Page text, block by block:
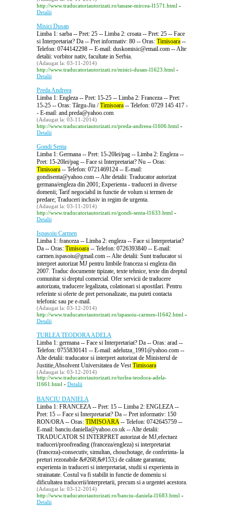
http://www.traducatoriautorizati.ro/tanase-mircea-l1571.html-
Detalii
Misici Dusan
Limba 1: sarba -- Pret: 25 -- Limba 2: croata -- Pret: 25 -- Face
si Interpretariat? Da -- Pret informativ: 80 -- Oras: Timisoara--
Telefon: 0744142298 -- E-mail: duskomisic@email.com -- Alte
detalii: vorbitor nativ, facultate in Serbia.
(Adaugat la: 03-11-2014)
http://www.traducatoriautorizati.ro/misici-dusan-l1623.html-
Detalii
Preda Andreea
Limba 1: Engleza -- Pret: 15-25 -- Limba 2: Franceza -- Pret:
15-25 -- Oras: Târgu-Jiu /Timisoara-- Telefon: 0729 145 417 -
- E-mail: and.preda@yahoo.com
(Adaugat la: 03-11-2014)
http://www.traducatoriautorizati.ro/preda-andreea-l1606.html-
Detalii
Gondi Senta
Limba 1: Germana -- Pret: 15-20lei/pag -- Limba 2: Engleza --
Pret: 15-20lei/pag -- Face si Interpretariat? Nu -- Oras:
Timisoara-- Telefon: 0721469124 -- E-mail:
gondisenta@yahoo.com -- Alte detalii: Traducator autorizat
germana/engleza din 2001; Experienta - traduceri in diverse
domenii; Tarif negociabil in functie de volum si termen de
predare; Traduceri inclusiv in regim de urgenta.
(Adaugat la: 03-11-2014)
http://www.traducatoriautorizati.ro/gondi-senta-l1633.html-
Detalii
Ispasoiu Carmen
Limba 1: franceza -- Limba 2: engleza -- Face si Interpretariat?
Da -- Oras: Timisoara-- Telefon: 0726393840 -- E-mail:
carmen.ispasoiu@gmail.com -- Alte detalii: Sunt traducator si
interpret autorizat MJ pentru limbile franceza si engleza din
2007. Traduc documente tipizate, texte tehnice, texte din dreptul
comunitar si dreptul comercial. Ofer servicii de traducere
autorizata, traducere legalizata, colationari si apostilari. Pentru
referinte si oferte de pret personalizate, ma puteti contacta
telefonic sau pe e-mail.
(Adaugat la: 03-12-2014)
http://www.traducatoriautorizati.ro/ispasoiu-carmen-l1642.html-
Detalii
TURLEA TEODORA ADELA
Limba 1: germana -- Face si Interpretariat? Da -- Oras: arad --
Telefon: 0755830141 -- E-mail: adelutza_1991@yahoo.com --
Alte detalii: traducator si interpret autorizat de Ministerul de
Justitie,Absolvent Universitatea de VestTimisoara
(Adaugat la: 03-12-2014)
http://www.traducatoriautorizati.ro/turlea-teodora-adela-
l1661.html- Detalii
BANCIU DANIELA
Limba 1: FRANCEZA -- Pret: 15 -- Limba 2: ENGLEZA --
Pret: 15 -- Face si Interpretariat? Da -- Pret informativ: 150
RON/ORA -- Oras: TIMISOARA-- Telefon: 0742645759 --
E-mail: banciu.daniella@yahoo.co.uk -- Alte detalii:
TRADUCATOR SI INTERPRET autorizat de MJ,efectuez
traduceri/proofreading (franceza/engleza) si interpretariat
(franceza)-consecutiv, simultan, chouchotage, de conferinta- la
preturi rezonabile &#268;&#153;i de calitate garantata;
experienta in traduceri si interpretariat, studii si experienta in
strainatate. Costul va fi stabilit in functie de domeniu si
dificultatea traducerii/interpretarii, precum si a urgentei acestora.
(Adaugat la: 03-12-2014)
http://www.traducatoriautorizati.ro/banciu-daniela-l1683.html-
Detalii